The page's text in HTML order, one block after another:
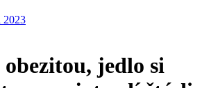
2023
jedlo si